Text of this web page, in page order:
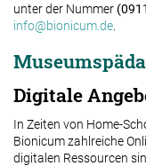
unter der Nummer
info@bionicum.de
Digitale
In Zeiten von Home-
Bionicum zahlreiche
digitalen Ressourcen